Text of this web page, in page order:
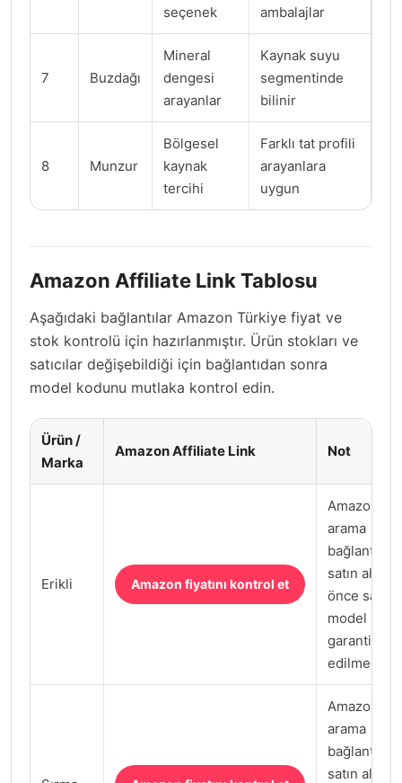
seçenek
ambalajlar
7 Buzdağı
Mineral
dengesi
arayanlar
Kaynak suyu
segmentinde
bilinir
8 Munzur
Bölgesel
kaynak
tercihi
Farklı tat profili
arayanlara
uygun
Amazon Affiliate Link Tablosu
Aşağıdaki bağlantılar Amazon Türkiye fiyat ve
stok kontrolü için hazırlanmıştır. Ürün stokları ve
satıcılar değişebildiği için bağlantıdan sonra
model kodunu mutlaka kontrol edin.
Ürün /
Marka
Amazon Affiliate Link Not
Erikli Amazon fiyatını kontrol et
arama
bağlantısı;
satın
önce satıcı,
model
garanti
edilmeli.
arama
bağlantısı;
satın